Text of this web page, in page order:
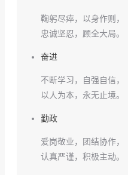
鞠躬尽瘁，以身作则，
忠诚坚忍，顾全大局。
奋进
不断学习，自强自信，
以人为本，永无止境。
勤政
爱岗敬业，团结协作，
认真严谨，积极主动。